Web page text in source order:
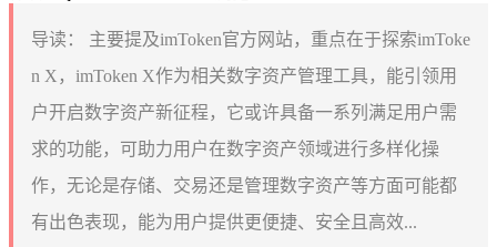
导读：
主要提及imToken官方网站，重点在于探索imToke
n X，imToken X作为相关数字资产管理工具，能引领用
户开启数字资产新征程，它或许具备一系列满足用户需
求的功能，可助力用户在数字资产领域进行多样化操
作，无论是存储、交易还是管理数字资产等方面可能都
有出色表现，能为用户提供更便捷、安全且高效...